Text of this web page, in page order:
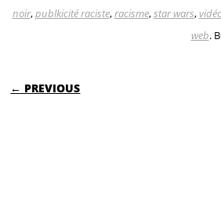
noir,publkicité raciste,racisme,star wars,
web.
POST NAVIGATION
← PREVIOUS